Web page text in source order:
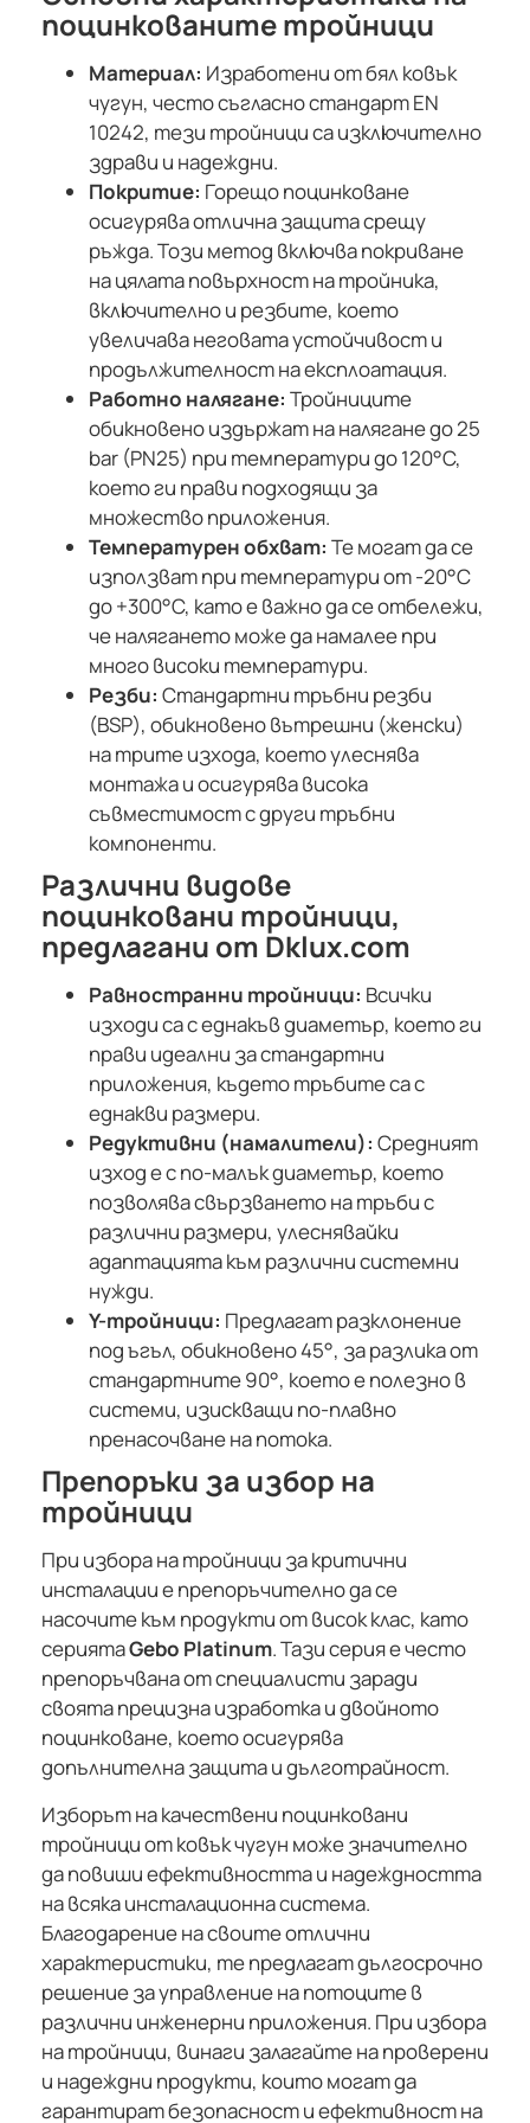
поцинкованите тройници
Материал: Изработени от бял ковък
чугун, често съгласно стандарт EN
10242, тези тройници са изключително
здрави и надеждни.
Покритие: Горещо поцинковане
осигурява отлична защита срещу
ръжда. Този метод включва покриване
на цялата повърхност на тройника,
включително и резбите, което
увеличава неговата устойчивост и
продължителност на експлоатация.
Работно налягане: Тройниците
обикновено издържат на налягане до 25
bar (PN25) при температури до 120°C,
което ги прави подходящи за
множество приложения.
Температурен обхват: Те могат да се
използват при температури от -20°C
до +300°C, като е важно да се отбележи,
че налягането може да намалее при
много високи температури.
Резби: Стандартни тръбни резби
(BSP), обикновено вътрешни (женски)
на трите изхода, което улеснява
монтажа и осигурява висока
съвместимост с други тръбни
компоненти.
Различни видове
поцинковани тройници,
предлагани от Dklux.com
Равностранни тройници: Всички
изходи са с еднакъв диаметър, което ги
прави идеални за стандартни
приложения, където тръбите са с
еднакви размери.
Редуктивни (намалители): Средният
изход е с по-малък диаметър, което
позволява свързването на тръби с
различни размери, улеснявайки
адаптацията към различни системни
нужди.
Y-тройници: Предлагат разклонение
под ъгъл, обикновено 45°, за разлика от
стандартните 90°, което е полезно в
системи, изискващи по-плавно
пренасочване на потока.
Препоръки за избор на
тройници
При избора на тройници за критични
инсталации е препоръчително да се
насочите към продукти от висок клас, като
сериятаGebo Platinum. Тази серия е често
препоръчвана от специалисти заради
своята прецизна изработка и двойното
поцинковане, което осигурява
допълнителна защита и дълготрайност.
Изборът на качествени поцинковани
тройници от ковък чугун може значително
да повиши ефективността и надеждността
на всяка инсталационна система.
Благодарение на своите отлични
характеристики, те предлагат дългосрочно
решение за управление на потоците в
различни инженерни приложения. При избора
на тройници, винаги залагайте на проверени
и надеждни продукти, които могат да
гарантират безопасност и ефективност на